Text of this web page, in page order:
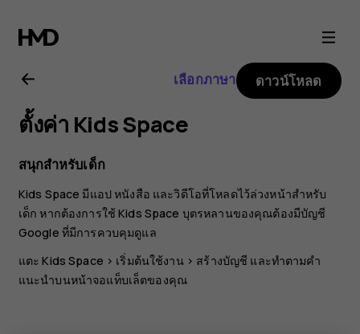
คู่มือ
ผู้
ใช้
Nokia
T20
เลือกภาษา ดาวน์โหลด
ตั้งค่า Kids Space
สนุกสำหรับเด็ก
Kids Space มีแอป หนังสือ และวิดีโอที่โหลดไว้ล่วงหน้าสำหรับ
เด็ก หากต้องการใช้ Kids Space บุตรหลานของคุณต้องมีบัญชี
Google ที่มีการควบคุมดูแล
แตะKids Space > เริ่มต้นใช้งาน> สร้างบัญชี และทำตามคำ
แนะนำบนหน้าจอแท็บเล็ตของคุณ